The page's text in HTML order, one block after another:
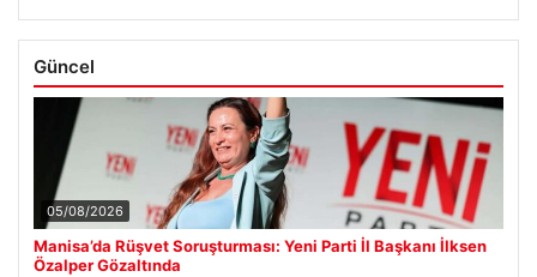
Güncel
05/08/2026
Manisa’da Rüşvet Soruşturması: Yeni Parti İl Başkanı İlksen
Özalper Gözaltında